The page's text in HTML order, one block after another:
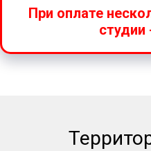
При оплате
студии